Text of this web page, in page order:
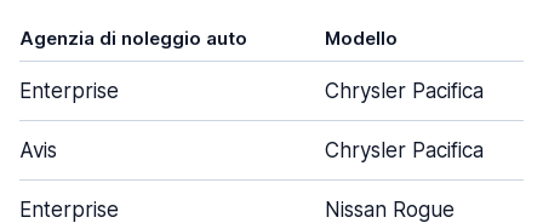
Agenzia di noleggio auto Modello
Enterprise Chrysler Pacifica
Avis Chrysler Pacifica
Enterprise Nissan Rogue